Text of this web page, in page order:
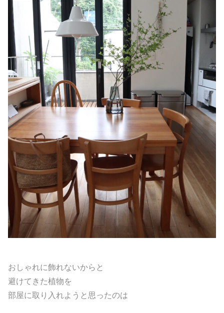
おしゃれに飾れないからと
避けてきた植物を
部屋に取り入れようと思ったのは